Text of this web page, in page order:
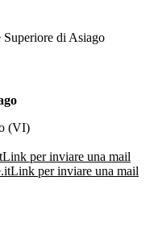
di Asiago
(VI)
Link per inviare una mail
Link per inviare una mail